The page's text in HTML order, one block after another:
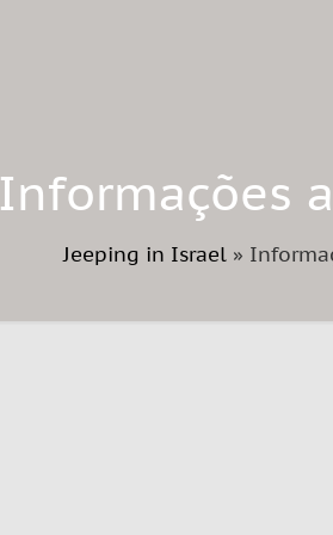
Informações
Jeeping in Israel »